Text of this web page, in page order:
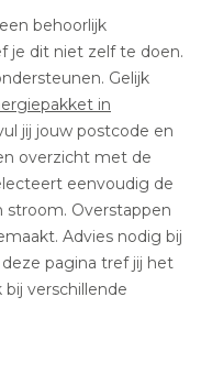
behoorlijk
je dit niet zelf te doen.
Gelijk
in
jij jouw postcode en
overzicht met de
eenvoudig de
stroom. Overstappen
Advies nodig bij
pagina tref jij het
verschillende